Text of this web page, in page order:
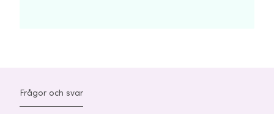
Frågor och svar